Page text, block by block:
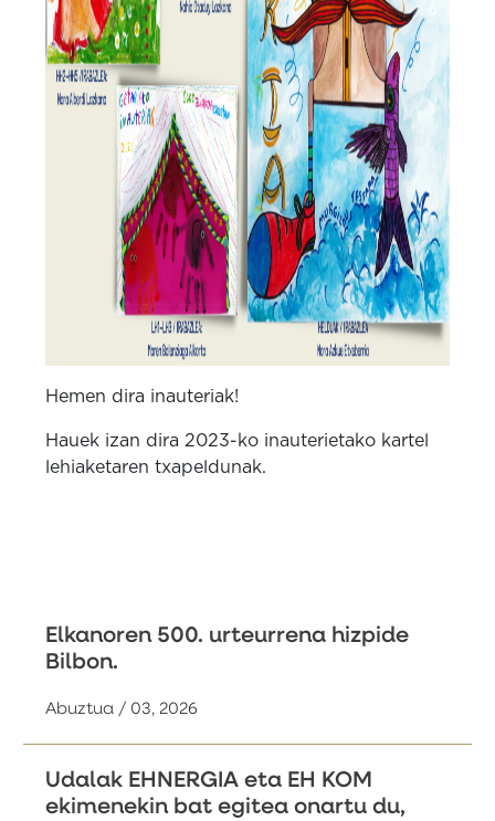
Hemen dira inauteriak!
Hauek izan dira 2023-ko inauterietako kartel
lehiaketaren txapeldunak.
Elkanoren 500. urteurrena hizpide
Bilbon.
Abuztua / 03, 2026
Udalak EHNERGIA eta EH KOM
ekimenekin bat egitea onartu du,